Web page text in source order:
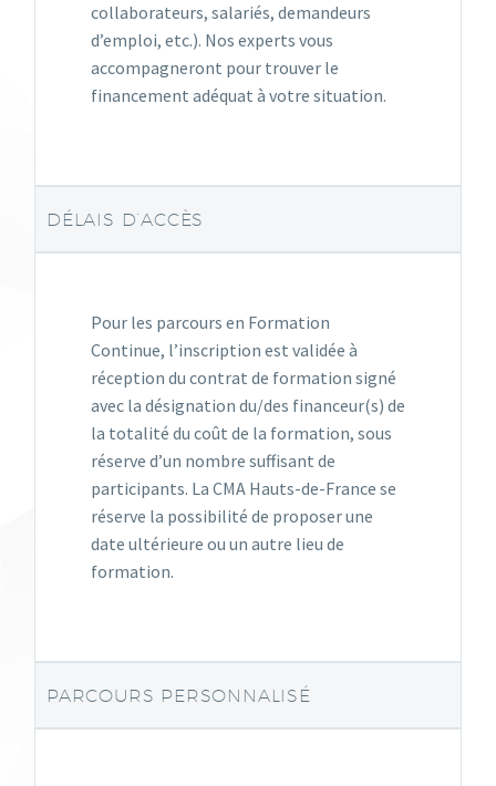
collaborateurs, salariés, demandeurs
d’emploi, etc.). Nos experts vous
accompagneront pour trouver le
financement adéquat à votre situation.
DÉLAIS D’ACCÈS
Pour les parcours en Formation
Continue, l’inscription est validée à
réception du contrat de formation signé
avec la désignation du/des financeur(s) de
la totalité du coût de la formation, sous
réserve d’un nombre suffisant de
participants. La CMA Hauts-de-France se
réserve la possibilité de proposer une
date ultérieure ou un autre lieu de
formation.
PARCOURS PERSONNALISÉ